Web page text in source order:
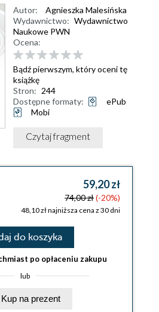
Autor:
Agnieszka Malesińska
Wydawnictwo: Wydawnictwo
Naukowe PWN
Ocena:
Bądź pierwszym, który oceni tę
książkę
Stron: 244
Dostępne formaty:
ePub
Mobi
Czytaj fragment
59,20 zł
74,00 zł(-20%)
48,10 zł najniższa cena z 30 dni
do koszyka
po opłaceniu zakupu
lub
Kup na prezent